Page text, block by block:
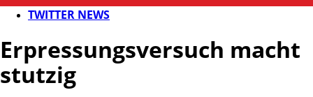
TWITTER NEWS
Erpressungsversuch macht
stutzig